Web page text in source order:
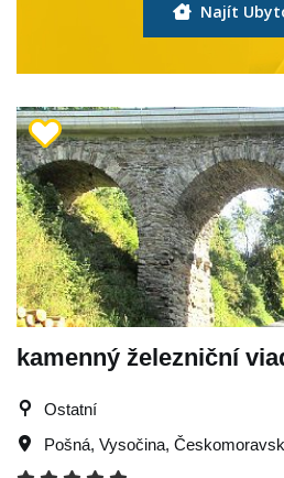
Najít
kamenný železniční
Ostatní
Pošná, Vysočina,